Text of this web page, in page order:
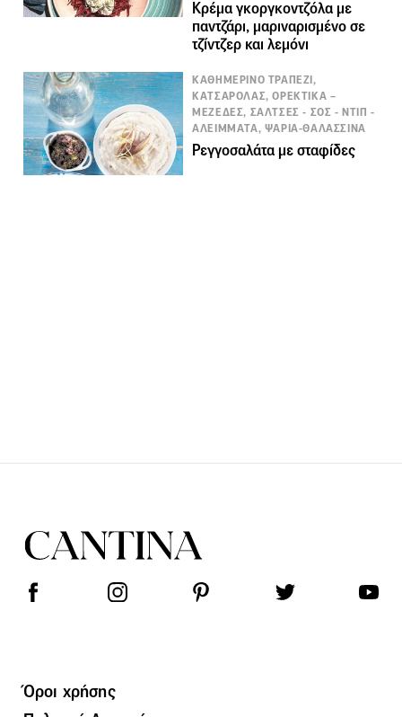
Κρέμα γκοργκοντζόλα με
παντζάρι, μαριναρισμένο σε
τζίντζερ και λεμόνι
ΚΑΘΗΜΕΡΙΝΟ ΤΡΑΠΕΖΙ,
ΚΑΤΣΑΡΟΛΑΣ, ΟΡΕΚΤΙΚΑ –
ΜΕΖΕΔΕΣ, ΣΑΛΤΣΕΣ - ΣΟΣ - ΝΤΙΠ -
ΑΛΕΙΜΜΑΤΑ, ΨΑΡΙΑ-ΘΑΛΑΣΣΙΝΑ
Ρεγγοσαλάτα με σταφίδες
Όροι χρήσης